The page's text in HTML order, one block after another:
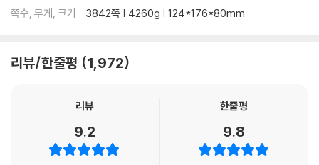
혈뢰의 공격으로 치명상을 입은 담화린과 진퇴양난의 위기에 처한 한비
뢰와의 피할 수 없는 정면승부!...
[만화] 열혈강호 37
신지의 비밀을 둘러싸고 벌어지는 극한의 결전! 점차 숨겨진 잠재력을 깨
쪽수, 무게, 크기
3842쪽 | 4260g | 124*176*80mm
리뷰/한줄평 1,972
리뷰
9.2
한줄평
9.8